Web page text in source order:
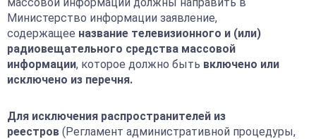
Министерство информации заявление,
содержащее название телевизионного и (или)
радиовещательного средства массовой
информации, которое должно быть включено или
исключено из перечня.
Для исключения распространителей из
реестров (Регламент административной процедуры,